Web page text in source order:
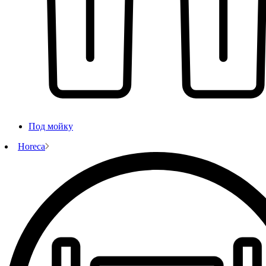
Под мойку
Horeca